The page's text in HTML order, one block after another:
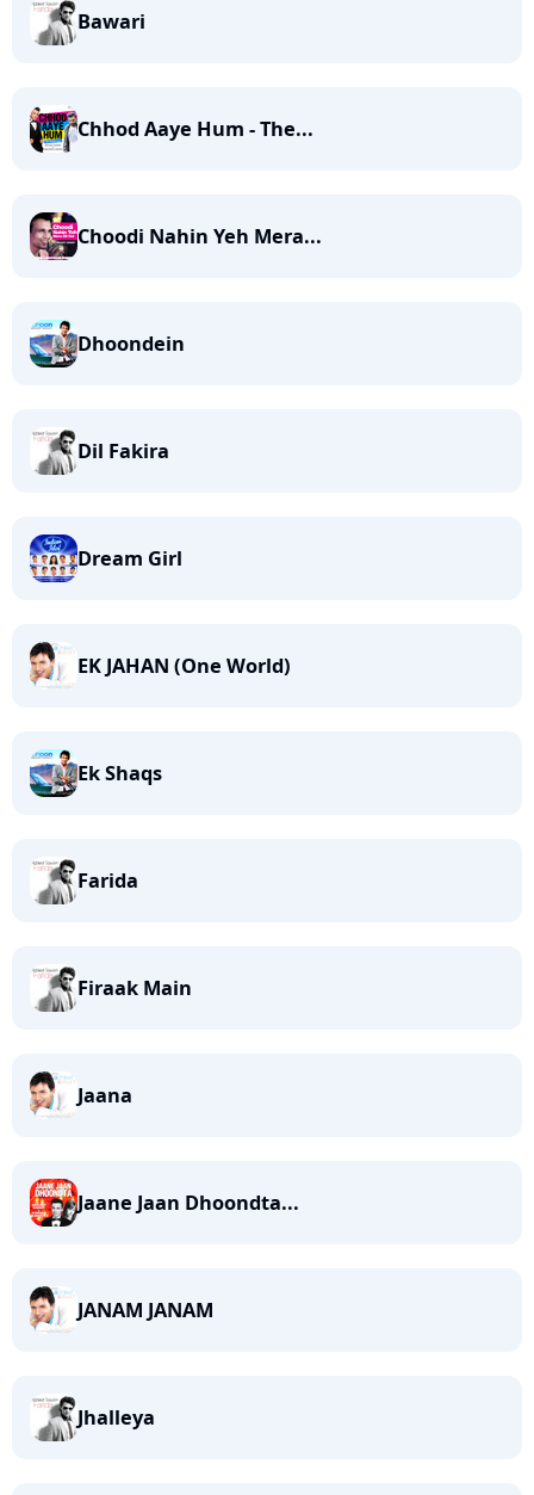
Bawari
Chhod Aaye Hum - The...
Choodi Nahin Yeh Mera...
Dhoondein
Dil Fakira
Dream Girl
EK JAHAN (One World)
Ek Shaqs
Farida
Firaak Main
Jaana
Jaane Jaan Dhoondta...
JANAM JANAM
Jhalleya